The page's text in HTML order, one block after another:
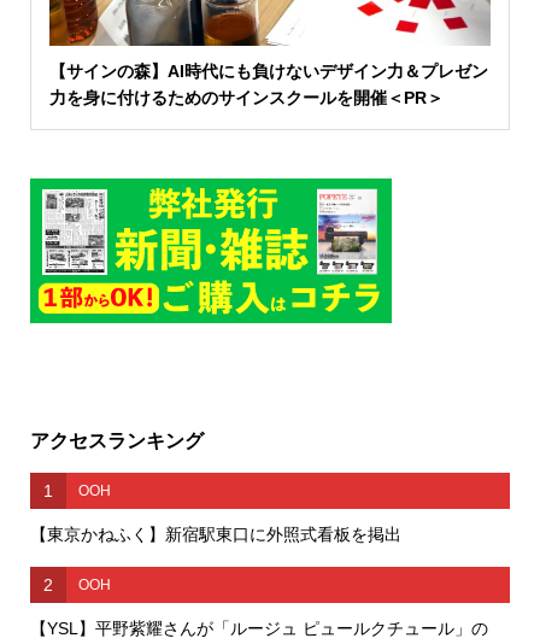
【サインの森】AI時代にも負けないデザイン力＆プレゼン
力を身に付けるためのサインスクールを開催＜PR＞
アクセスランキング
1 OOH
【東京かねふく】新宿駅東口に外照式看板を掲出
2 OOH
【YSL】平野紫耀さんが「ルージュ ピュールクチュール」の